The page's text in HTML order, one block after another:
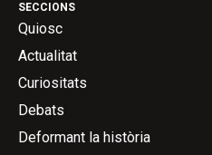
SECCIONS
Quiosc
Actualitat
Curiositats
Debats
Deformant la història